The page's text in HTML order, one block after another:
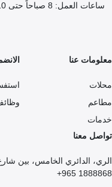
ساعات العمل: 8 صباحاً حتى 10 مساءً
معلومات عنا
محلات
مطاعم
خدمات
تواصل معنا
الري، الدائري الخامس، بين
1888868 965+